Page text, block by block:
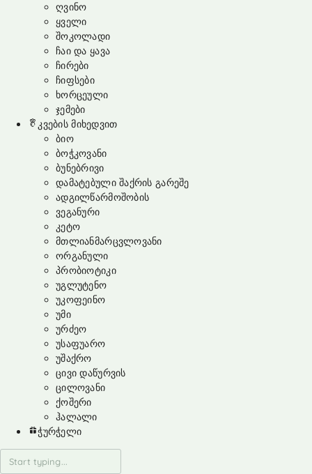
ღვინო
ყველი
შოკოლადი
ჩაი და ყავა
ჩირები
ჩიფსები
ხორცეული
ჯემები
კვების მიხედვით
ბიო
ბოჭკოვანი
ბუნებრივი
დამატებული შაქრის გარეშე
ადგილწარმოშობის
ვეგანური
კეტო
მთლიანმარცვლოვანი
ორგანული
პრობიოტიკი
უგლუტენო
უკოფეინო
უმი
ურძეო
უსაფუარო
უშაქრო
ცივი დაწურვის
ცილოვანი
ქოშერი
ჰალალი
ჭურჭელი